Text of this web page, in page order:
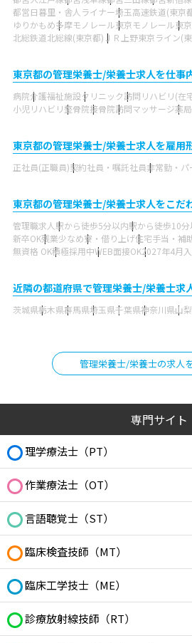
都営日暮里・舎人ライナー埼玉高速鉄道(東京
ゆりかもめ多摩モノレール東京モノレール東
北総鉄道北総線(東京都) ＪＲ上野東京ライン(
東京都の管理栄養士/栄養士求人を仕事
病院介護福祉施設クリニック訪問リハビリ(在
小児リハビリ整骨院接骨院訪問マッサージ薬
東京都の管理栄養士/栄養士求人を雇用
正社員(正職員)契約社員・嘱託社員非常勤・パ
東京都の管理栄養士/栄養士求人をこだ
管理職求人 駅から徒歩5分以内駅から徒歩10分
新卒OK残業少なめ寮・借り上げ住宅手当・補
無資格 OK積極採用中WEB面接OK2027年4月
近隣の都道府県で管理栄養士/栄養士求
茨城県栃木県群馬県埼玉県千葉県神奈川県山
管理栄養士/栄養士の求人
専門サイト
理学療法士（PT）
作業療法士（OT）
言語聴覚士（ST）
臨床検査技師（MT）
臨床工学技士（ME）
診療放射線技師（RT）